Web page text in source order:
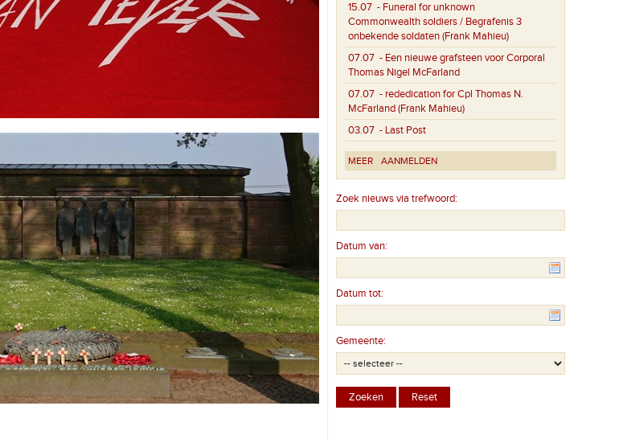
15.07 - Funeral for unknown
Commonwealth soldiers / Begrafenis 3
onbekende soldaten (Frank Mahieu)
07.07 - Een nieuwe grafsteen voor Corporal
Thomas Nigel McFarland
07.07 - rededication for Cpl Thomas N.
McFarland (Frank Mahieu)
03.07 - Last Post
MEER AANMELDEN
Zoek nieuws via trefwoord:
Datum van:
Datum tot:
Gemeente: